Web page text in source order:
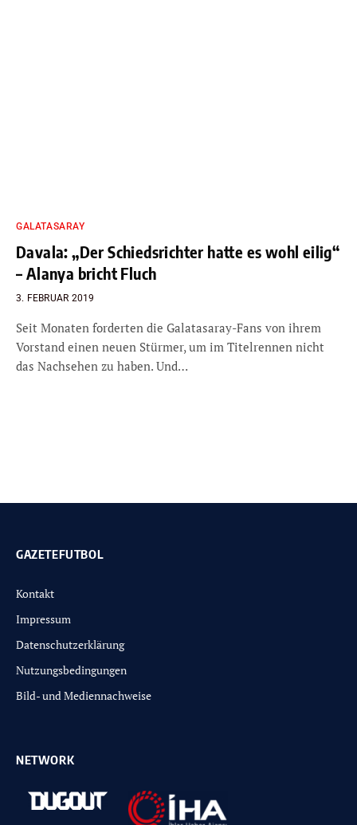
GALATASARAY
Davala: „Der Schiedsrichter hatte es wohl eilig“
– Alanya bricht Fluch
3. FEBRUAR 2019
Seit Monaten forderten die Galatasaray-Fans von ihrem
Vorstand einen neuen Stürmer, um im Titelrennen nicht
das Nachsehen zu haben. Und…
GAZETEFUTBOL
Kontakt
Impressum
Datenschutzerklärung
Nutzungsbedingungen
Bild- und Mediennachweise
NETWORK